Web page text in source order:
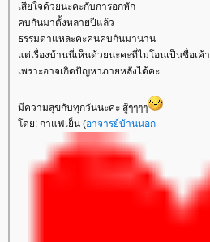
เสียใจด้วยนะคะกับการอกหัก
คบกันมาตั้งหลายปีแล้ว
ธรรมดาแหละคะคนคบกันมานาน
ต่เรื่องบ้านนี่เห็นด้วยนะคะที่ไม่โอนเป็นชื่อเค้า
เพราะอาจเกิดปัญหาภายหลังได้คะ
มีความสุขกับทุกวันนะคะ สู้ๆๆๆๆ
ดย: กาแฟเย็น (อาจารย์บ้านนอก